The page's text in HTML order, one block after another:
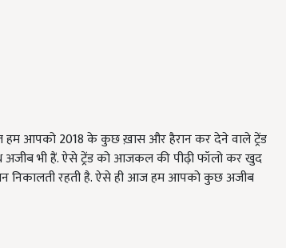
आपको 2018 के कुछ ख़ास और हैरान कर देने वाले ट्रेंड
भी हैं. ऐसे ट्रेंड को आजकल की पीढ़ी फॉलो कर खुद
निकालती रहती है. ऐसे ही आज हम आपको कुछ अजीब